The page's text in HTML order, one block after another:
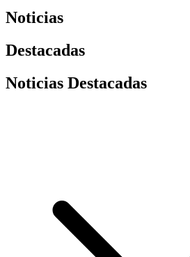
Noticias
Destacadas
Noticias Destacadas